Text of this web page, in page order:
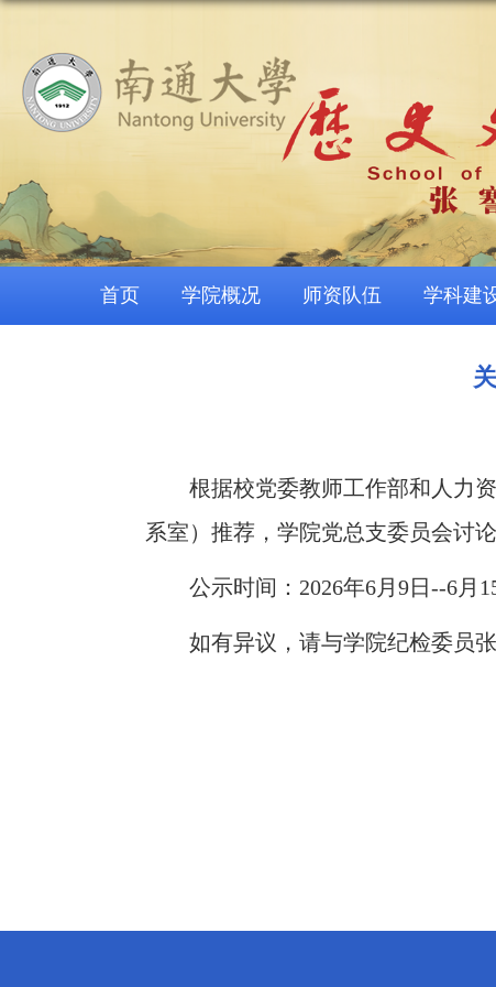
首页 学院概况 师资队伍 学科建
根据校党委教师工作部和人力
系室）推荐，学院党总支委员会讨
公示时间：2026年6月9日--6月
如有异议，请与学院纪检委员